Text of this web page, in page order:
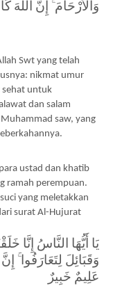
وَالْأَرْحَامَ ۚ إِنَّ اللَّهَ
Swt yang telah
nikmat umur
sehat untuk
dan salam
saw, yang
ustad dan khatib
ramah perempuan.
yang meletakkan
surat Al-Hujurat
عَلِيمٌ خَبِيرٌ